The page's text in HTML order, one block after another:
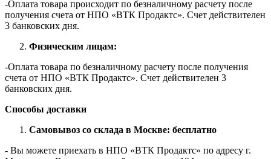
-Оплата товара происходит по безналичному расчету после
получения счета от НПО «ВТК Продактс». Счет действителен
3 банковских дня.
Физическим лицам:
-Оплата товара по безналичному расчету после получения
счета от НПО «ВТК Продактс». Счет действителен 3
банковских дня.
Способы доставки
Самовывоз со склада в Москве: бесплатно
- Вы можете приехать в НПО «ВТК Продактс» по адресу г.